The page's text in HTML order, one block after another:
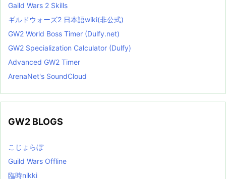
Gaild Wars 2 Skills
ギルドウォーズ2 日本語wiki(非公式)
GW2 World Boss Timer (Dulfy.net)
GW2 Specialization Calculator (Dulfy)
Advanced GW2 Timer
ArenaNet's SoundCloud
GW2 BLOGS
こじょらぼ
Guild Wars Offline
臨時nikki